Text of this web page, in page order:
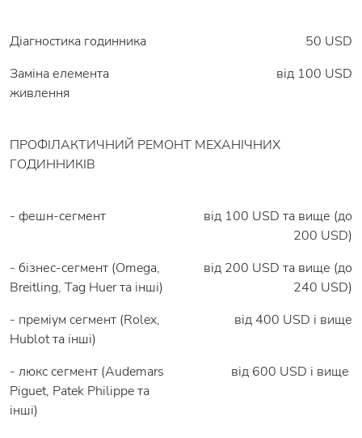
Діагностика годинника
50 USD
Заміна елемента
живлення
вiд 100 USD
ПРОФІЛАКТИЧНИЙ РЕМОНТ МЕХАНІЧНИХ
ГОДИННИКІВ
- фешн-сегмент
від 100 USD та вище (до
200 USD)
- бізнес-сегмент (Omega,
Breitling, Tag Huer та інші)
від 200 USD та вище (до
240 USD)
- преміум сегмент (Rolex,
Hublot та інші)
від 400 USD і вище
- люкс сегмент (Audemars
Piguet, Patek Philippe та
інші)
від 600 USD і вище